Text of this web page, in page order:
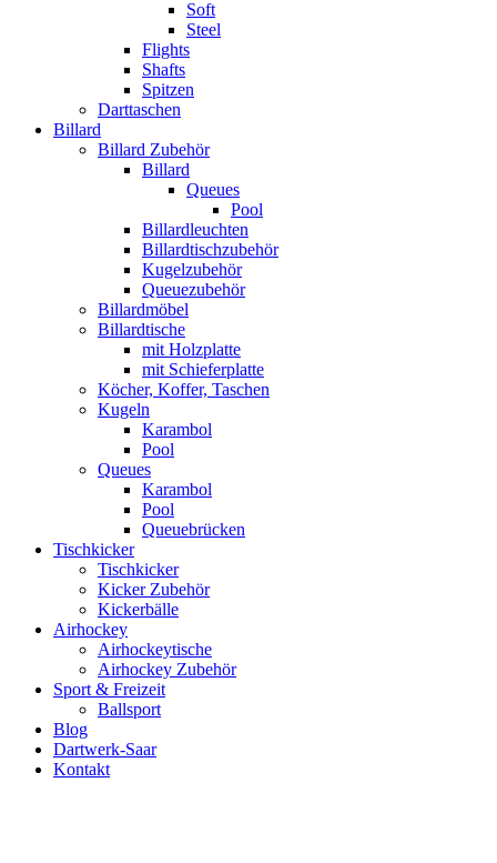
Soft
Steel
Flights
Shafts
Spitzen
Darttaschen
Billard
Billard Zubehör
Billard
Queues
Pool
Billardleuchten
Billardtischzubehör
Kugelzubehör
Queuezubehör
Billardmöbel
Billardtische
mit Holzplatte
mit Schieferplatte
Köcher, Koffer, Taschen
Kugeln
Karambol
Pool
Queues
Karambol
Pool
Queuebrücken
Tischkicker
Tischkicker
Kicker Zubehör
Kickerbälle
Airhockey
Airhockeytische
Airhockey Zubehör
Sport & Freizeit
Ballsport
Blog
Dartwerk-Saar
Kontakt